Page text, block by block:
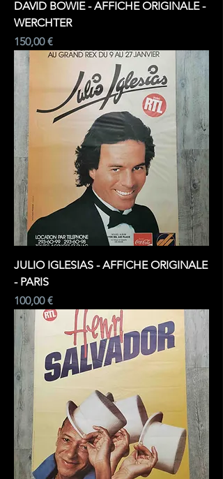
DAVID BOWIE - AFFICHE ORIGINALE -
WERCHTER
Prix
150,00 €
JULIO IGLESIAS - AFFICHE ORIGINALE
- PARIS
Prix
100,00 €